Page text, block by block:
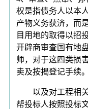
权是指债务人以本
产物义务获济，而
目用地的取得以招
开辟商审查国有地
师，对于这四类损
卖及按揭登记手续。
以及对工程相关
帮投标人按照投标